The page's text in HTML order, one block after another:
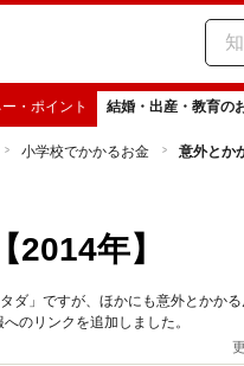
・ポイント 結婚・出産・教育の
小学校でかかるお金 意外とか
年】
」ですが、ほかにも意外とかか
のリンクを追加しました。